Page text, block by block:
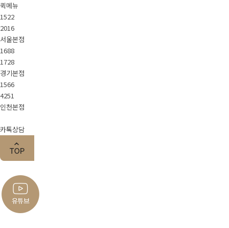
퀵메뉴
1522
2016
서울본점
1688
1728
경기본점
1566
4251
인천본점
카톡상담
About Pet.J
지점안내
서울본점
입양시스템